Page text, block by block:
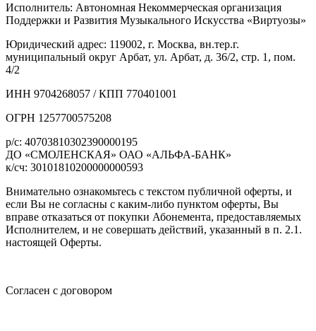
Исполнитель: Автономная Некоммерческая организация
Поддержки и Развития Музыкального Искусства «Виртуозы»
Юридический адрес: 119002, г. Москва, вн.тер.г.
муниципальный округ Арбат, ул. Арбат, д. 36/2, стр. 1, пом.
4/2
ИНН 9704268057 / КПП 770401001
ОГРН 1257700575208
р/с: 40703810302390000195
ДО «СМОЛЕНСКАЯ» ОАО «АЛЬФА-БАНК»
к/сч: 30101810200000000593
Внимательно ознакомьтесь с текстом публичной оферты, и
если Вы не согласны с каким-либо пунктом оферты, Вы
вправе отказаться от покупки Абонемента, предоставляемых
Исполнителем, и не совершать действий, указанный в п. 2.1.
настоящей Оферты.
Согласен с договором